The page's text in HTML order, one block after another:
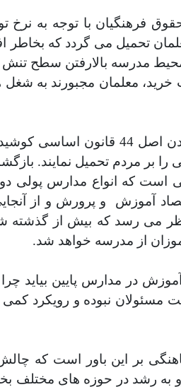
فرهنگیان با توجه به نرخ
تحمیل می گردد که
مدرسه بالارفتن سطح تنش
معلمان مجبورند به
دولت های بعد از جنگ بصورت مستمر با دست
را بر مردم تحمیل نمایند.
است که انواع مدارس پولی
آموزش
و پرورش و از
می رسد که بیش از گذشته
از مدرسه خواهد شد.
در مدارس پایین بیاید
نبوده و رویکرد کمی
بر این باور است که چالش
به رشد در حوزه های مختلف